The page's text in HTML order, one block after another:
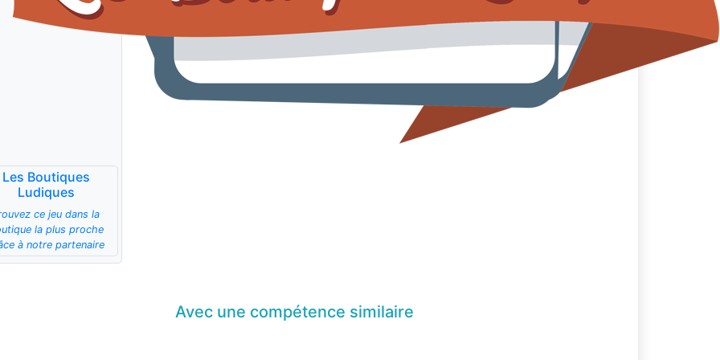
Les Boutiques
Ludiques
ce jeu dans la
la plus proche
à notre partenaire
Avec une compétence similaire